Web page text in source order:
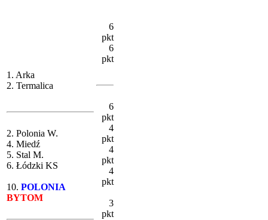
1. Arka
2. Termalica
2. Polonia W.
4. Miedź
5. Stal M.
6. Łódzki KS
10. POLONIA
BYTOM
6
pkt
6
pkt
6
pkt
4
pkt
4
pkt
4
pkt
3
pkt